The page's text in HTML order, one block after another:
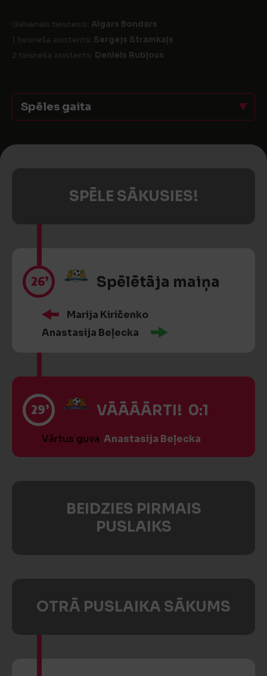
Galvenais tiesnesis: Aigars Bondars
1 tiesneša asistents: Sergejs Stramkaļs
2 tiesneša asistents: Deniels Rubļovs
Spēles gaita
SPĒLE SĀKUSIES!
26’ Spēlētāja maiņa
Marija Kiričenko
Anastasija Beļecka
29’ VĀĀĀĀRTI! 0:1
Vārtus guva Anastasija Beļecka
BEIDZIES PIRMAIS
PUSLAIKS
OTRĀ PUSLAIKA SĀKUMS